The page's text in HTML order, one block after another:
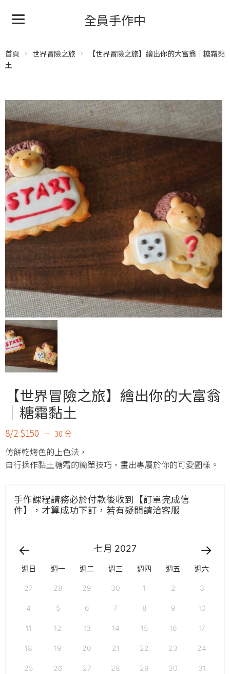
全員手作中
首頁 世界冒險之旅
【世界冒險之旅】繪出你的大富翁｜糖霜黏
土
【世界冒險之旅】繪出你的大富翁
｜糖霜黏土
8/2 $150 30 分
仿餅乾烤色的上色法，
自行操作黏土糖霜的簡單技巧，畫出專屬於你的可愛圖樣。
手作課程請務必於付款後收到【訂單完成信
件】，才算成功下訂，若有疑問請洽客服
七月 2027
週日 週一 週二 週三 週四 週五 週六
27 28 29 30 1 2 3
4 5 6 7 8 9 10
11 12 13 14 15 16 17
18 19 20 21 22 23 24
25 26 27 28 29 30 31